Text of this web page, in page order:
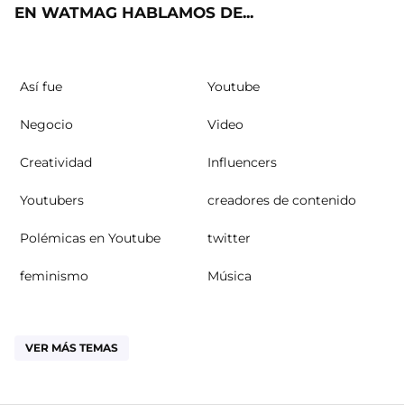
EN WATMAG HABLAMOS DE...
Así fue Youtube
Negocio Video
Creatividad Influencers
Youtubers creadores de contenido
Polémicas en Youtube twitter
feminismo Música
VER MÁS TEMAS